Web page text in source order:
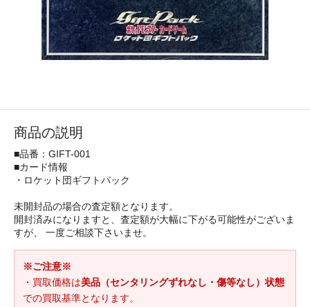
商品の説明
■品番：GIFT-001
■カード情報
・ロケット団ギフトパック
未開封品の場合の査定額となります。
開封済みになりますと、査定額が大幅に下がる可能性がございま
すが、 一度ご相談下さいませ。
※ご注意※
・買取価格は美品（センタリングずれなし・傷等なし）状態
での買取基準となります。